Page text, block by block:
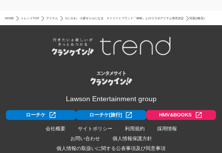
HOME トレンドTOP アイテム ちいかわ、小麦ギャルになる ストリートブランド「9090」とのコラボアイテム発売決定 写真(2枚目)
Lawson Entertainment group
ローチケ ローチケ[旅行] HMV&BOOKS
会社概要 サイトポリシー 利用規約
採用情報
お問い合わせ
個人情報保護方針
個人情報の取扱いに関する公表事項及び同意事項